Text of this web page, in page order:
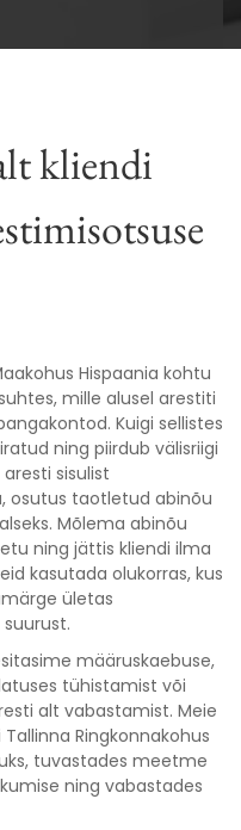
kliendi
Hispaania kohtu
mille alusel arestiti
Kuigi sellistes
ning piirdub välisriigi
sisulist
osutus taotletud abinõu
Mõlema abinõu
ning jättis kliendi ilma
kasutada olukorras, kus
ületas
määruskaebuse,
tühistamist või
alt vabastamist. Meie
Ringkonnakohus
tuvastades meetme
ning vabastades